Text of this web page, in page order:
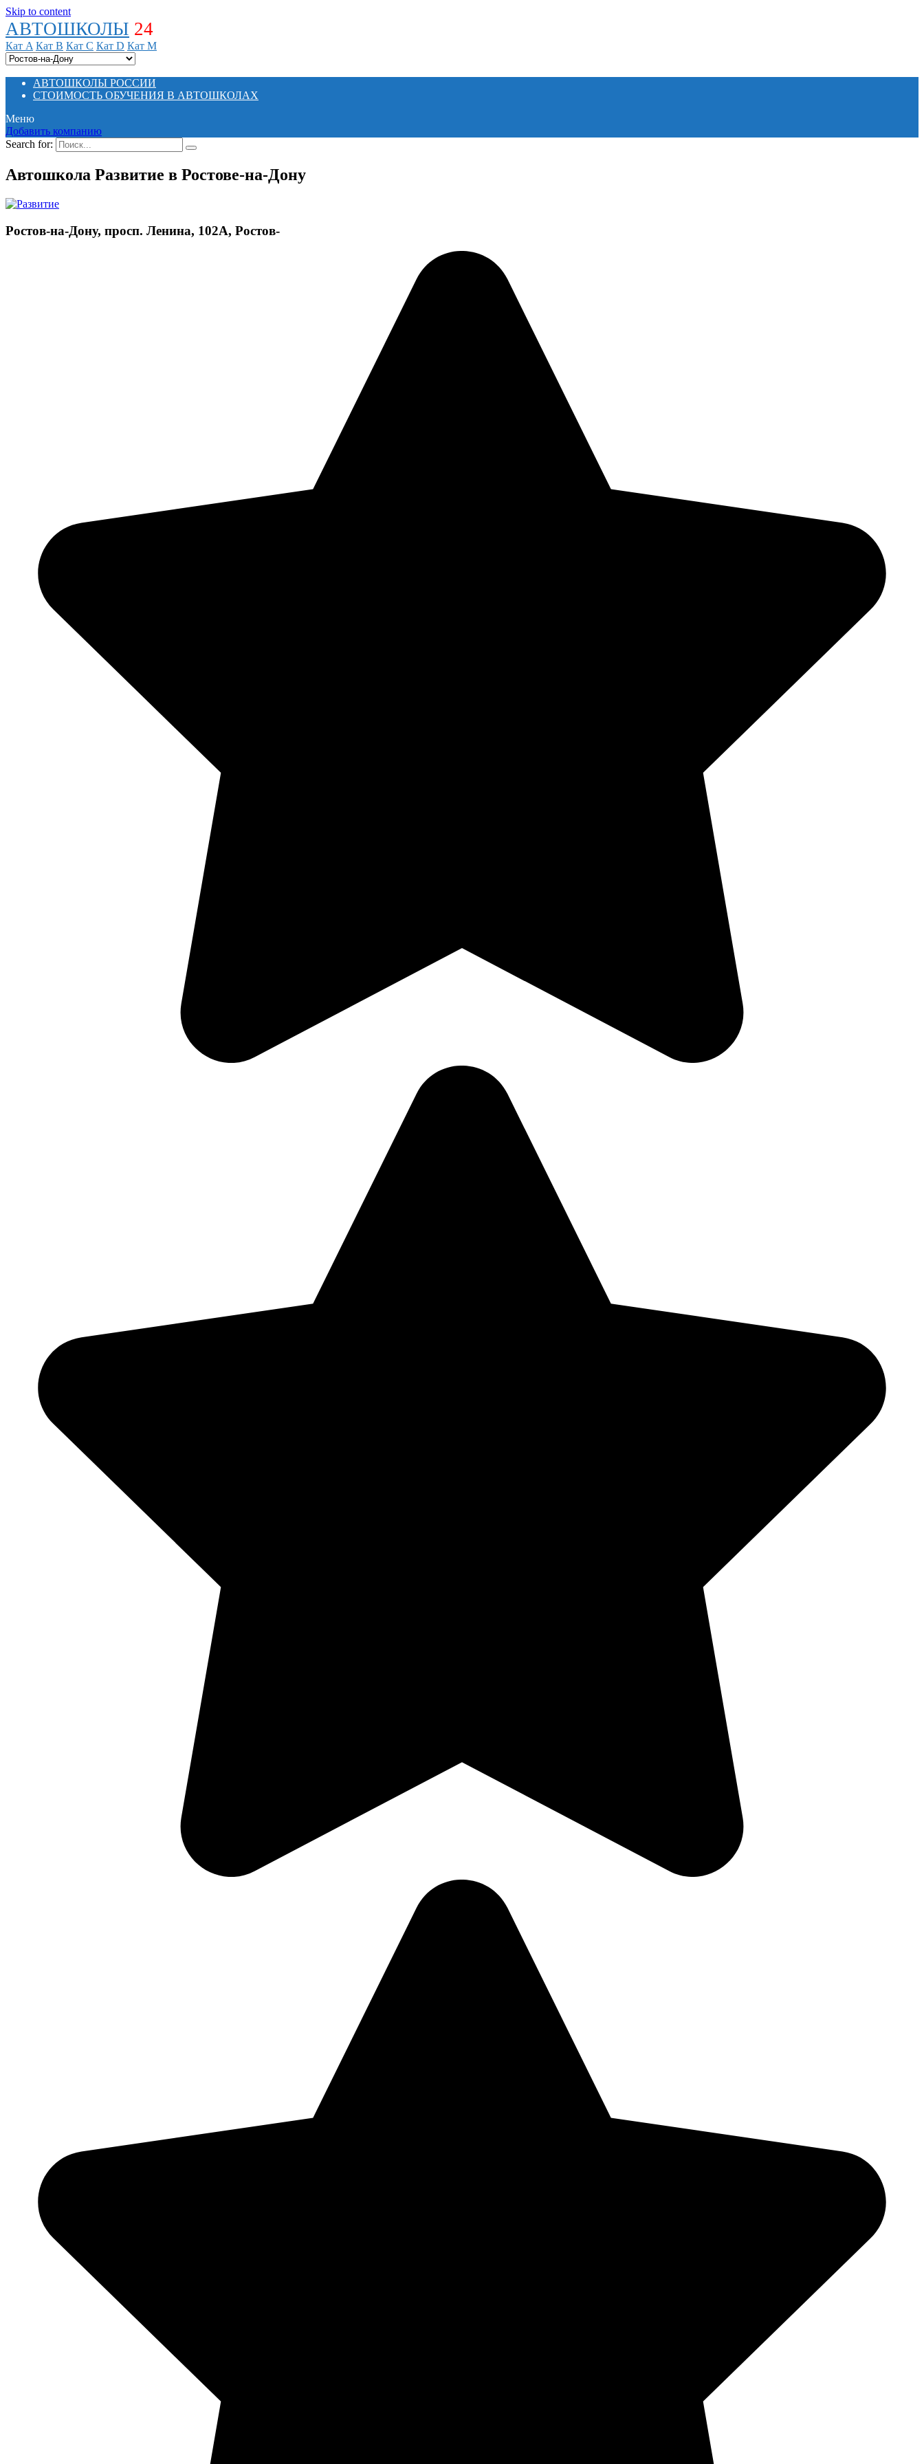
Skip to content
АВТОШКОЛЫ 24
Кат A Кат B Кат C Кат D Кат M
АВТОШКОЛЫ РОССИИ
СТОИМОСТЬ ОБУЧЕНИЯ В АВТОШКОЛАХ
Меню
Добавить компанию
Search for:
Автошкола Развитие в Ростове-на-Дону
Ростов-на-Дону, просп. Ленина, 102А, Ростов-